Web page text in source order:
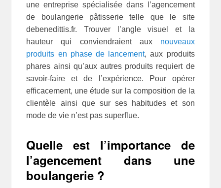
une entreprise spécialisée dans l’agencement
de boulangerie pâtisserie telle que le site
debenedittis.fr. Trouver l’angle visuel et la
hauteur qui conviendraient aux nouveaux
produits en phase de lancement, aux produits
phares ainsi qu’aux autres produits requiert de
savoir-faire et de l’expérience. Pour opérer
efficacement, une étude sur la composition de la
clientèle ainsi que sur ses habitudes et son
mode de vie n’est pas superflue.
Quelle est l’importance de
l’agencement dans une
boulangerie ?